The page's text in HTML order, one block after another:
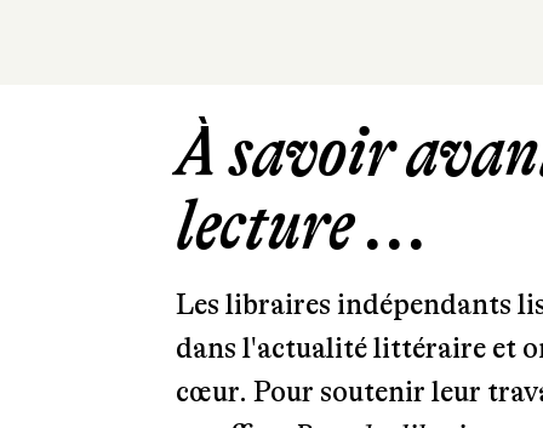
À savoir
lecture ...
Les libraires indépendants
dans l'actualité littéraire et
cœur. Pour soutenir leur